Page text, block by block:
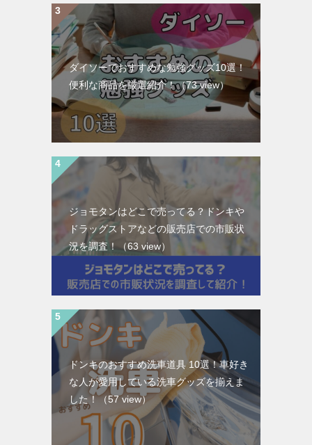
ダイソーでおすすめな勉強グッズ10選！
便利な商品を厳選紹介！（73 view）
ジョモタンはどこで売ってる？ドンキや
ドラッグストアなどの販売店での市販状
況を調査！（63 view）
ドンキのおすすめ洗車道具 10選！車好き
な人が愛用している洗車グッズを揃えま
した！（57 view）